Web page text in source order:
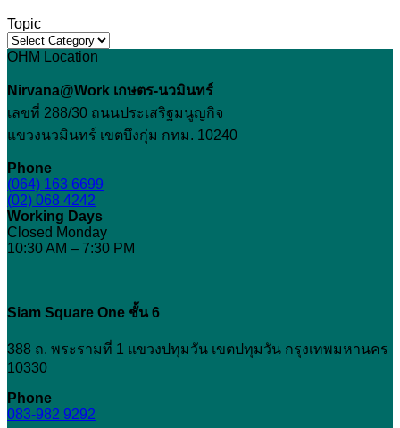
โทรม
ฉีด
ผิว
ของ
การ
ยก
กับ
ใคร
และ
Topic
Topic
OHM Location
Nirvana@Work เกษตร-นวมินทร์
เลขที่ 288/30 ถนนประเสริฐมนูญกิจ
แขวงนวมินทร์ เขตบึงกุ่ม กทม. 10240
Phone
(064) 163 6699
(02) 068 4242
Working Days
Closed Monday
10:30 AM – 7:30 PM
Siam Square One ชั้น 6
388 ถ. พระรามที่ 1 แขวงปทุมวัน เขตปทุมวัน กรุงเทพมหานคร
10330
Phone
083-982 9292